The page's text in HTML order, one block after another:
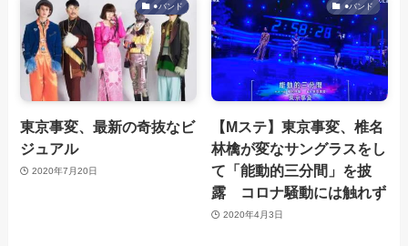
●バンド
東京事変、最新の奇抜なビ
ジュアル
2020年7月20日
●バンド
【Mステ】東京事変、椎名
林檎が変なサングラスをし
て「能動的三分間」を披
露 コロナ騒動には触れず
2020年4月3日